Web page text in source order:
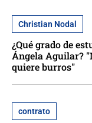
Christian Nodal
¿Qué grado de
Ángela Aguilar?
quiere burros"
contrato